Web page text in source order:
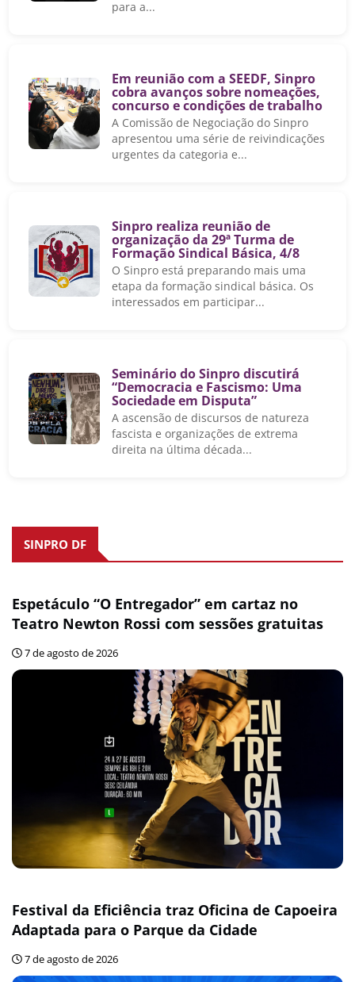
para a...
Em reunião com a SEEDF, Sinpro
cobra avanços sobre nomeações,
concurso e condições de trabalho
A Comissão de Negociação do Sinpro
apresentou uma série de reivindicações
urgentes da categoria e...
Sinpro realiza reunião de
organização da 29ª Turma de
Formação Sindical Básica, 4/8
O Sinpro está preparando mais uma
etapa da formação sindical básica. Os
interessados em participar...
Seminário do Sinpro discutirá
“Democracia e Fascismo: Uma
Sociedade em Disputa”
A ascensão de discursos de natureza
fascista e organizações de extrema
direita na última década...
SINPRO DF
Espetáculo “O Entregador” em cartaz no
Teatro Newton Rossi com sessões gratuitas
7 de agosto de 2026
Festival da Eficiência traz Oficina de Capoeira
Adaptada para o Parque da Cidade
7 de agosto de 2026